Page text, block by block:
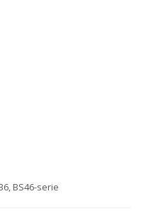
BS46-serie